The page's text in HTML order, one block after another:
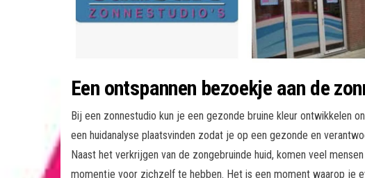
Een ontspannen bezoekje aan de
Bij een zonnestudio kun je een gezonde bruine kleur ontwikkelen
een huidanalyse plaatsvinden zodat je op een gezonde en
Naast het verkrijgen van de zongebruinde huid, komen veel
momentje voor zichzelf te hebben. Het is een moment waarop je